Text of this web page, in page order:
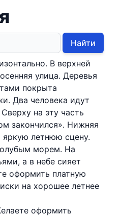
Найти
В верхней
улица. Деревья
покрыта
Два человека идут
на эту часть
закончился». Нижняя
яркую летнюю сцену.
морем. На
а в небе сияет
оформить платную
на хорошее летнее
оформить